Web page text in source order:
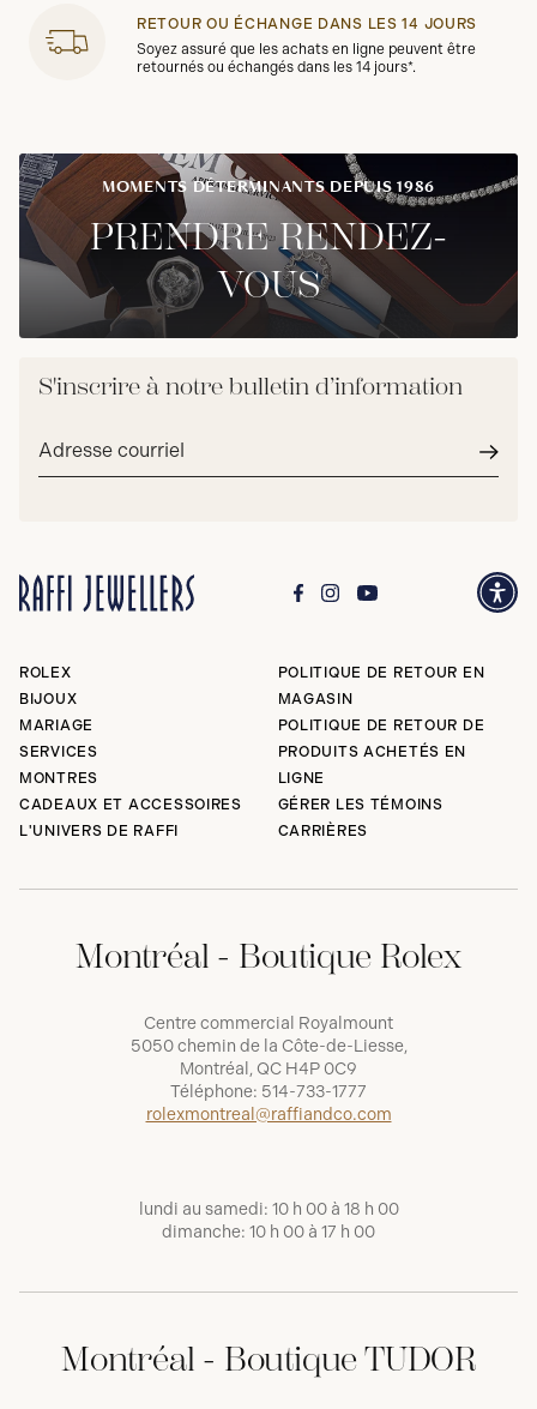
RETOUR OU ÉCHANGE DANS LES 14 JOURS
Soyez assuré que les achats en ligne peuvent être
retournés ou échangés dans les 14 jours*.
MOMENTS DÉTERMINANTS DEPUIS 1986
PRENDRE RENDEZ-
VOUS
S'inscrire à notre bulletin d’information
Adresse
ROLEX
BIJOUX
MARIAGE
SERVICES
MONTRES
CADEAUX ET ACCESSOIRES
L'UNIVERS DE RAFFI
POLITIQUE DE RETOUR EN
MAGASIN
POLITIQUE DE RETOUR DE
PRODUITS ACHETÉS EN
LIGNE
GÉRER LES TÉMOINS
CARRIÈRES
Montréal - Boutique Rolex
Centre commercial Royalmount
5050 chemin de la Côte-de-Liesse,
Montréal, QC H4P 0C9
Téléphone: 514-733-1777
rolexmontreal@raffiandco.com
lundi au samedi: 10 h 00 à 18 h 00
dimanche: 10 h 00 à 17 h 00
Montréal - Boutique TUDOR